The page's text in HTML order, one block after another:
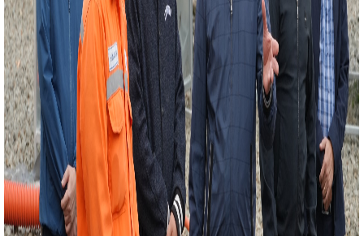
pin lưu trữ năng lượng tại Công ty cổ phần Giải pháp
Tập trung hoàn thiền Đề án và tăng cường quảng bá du
dự án Nhà máy Sản xuất ô tô điện VinFast tại Hà
phần phát triển kinh tế - xã hội trong thời kỳ mới
Hà Tĩnh tháng 7 và 7 tháng năm 2025
Đoàn công
đối tác Nhà máy Bia Hà Nội - Nghệ Tĩnh tại Đức
tổ chức Hội nghị Kiểm điểm tập thể năm 2024
CĐN
Sum vầy - Xuân gắn kết” năm 2023
Hội nghị toàn
Đảng
CÔNG NGHIỆP HÀ TĨNH LẤY LẠI ĐÀ TĂNG
trực Tỉnh ủy Trần Thế Dũng dự Đại hội Đảng bộ phường
Chiến dịch Giờ Trái đất năm 2026
Đoàn đại biểu
công dâng Bác trước thềm đại hội
CĐN Công
tổng kết hoạt động công đoàn năm 2024, triển khai
Hội nghị lần thứ 2 BCH TƯ Đảng khóa XIV: Thống nhất
Kế hoạch Triển khai các hoạt động kỷ niệm ngày
10 năm 2023
Tắt đèn hưởng ứng Giờ Trái đất lan tỏa